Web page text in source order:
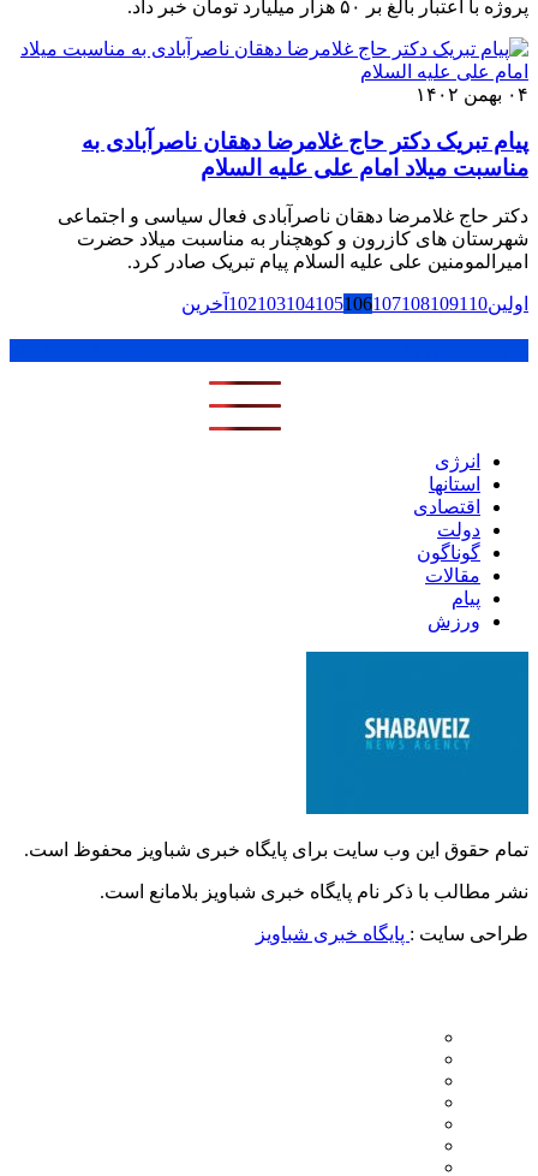
پروژه با اعتبار بالغ بر ۵۰ هزار میلیارد تومان خبر داد.
۰۴ بهمن ۱۴۰۲
پیام تبریک دکتر حاج غلامرضا دهقان ناصرآبادی به
مناسبت میلاد امام علی علیه السلام
دکتر حاج غلامرضا دهقان ناصرآبادی فعال سیاسی و اجتماعی
شهرستان های کازرون و کوهچنار به مناسبت میلاد حضرت
امیرالمومنین علی علیه السلام پیام تبریک صادر کرد.
اولین 102103104105106107108109110 آخرین
انرژی
استانها
اقتصادی
دولت
گوناگون
مقالات
پیام
ورزش
تمام حقوق این وب سایت برای پایگاه خبری شباویز محفوظ است.
نشر مطالب با ذکر نام پایگاه خبری شباویز بلامانع است.
طراحی سایت : پایگاه خبری شباویز